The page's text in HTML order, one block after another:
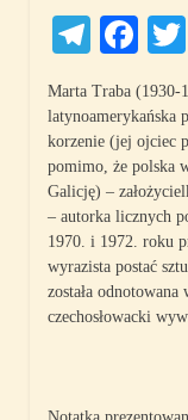
Marta Traba (1930-
latynoamerykańska
korzenie (jej ojciec
pomimo, że polska
Galicję) –
– autorka licznych
1970. i 1972. roku
wyrazista postać
została
czechosłowacki